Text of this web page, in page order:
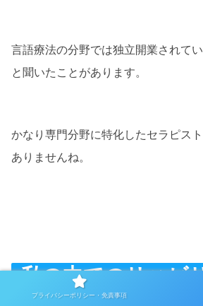
言語療法の分野では独立開業されて
と聞いたことがあります。
かなり専門分野に特化したセラピス
ありませんね。
私の中でのリハビ
プライバシーポリシー・免責事項